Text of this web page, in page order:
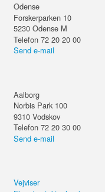
Odense
Forskerparken 10
5230 Odense M
Telefon 72 20 20 00
Send e-mail
Aalborg
Norbis Park 100
9310 Vodskov
Telefon 72 20 30 00
Send e-mail
Vejviser